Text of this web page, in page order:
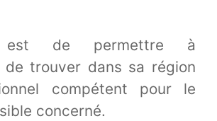
est de permettre à
de trouver dans sa région
compétent pour le
concerné.